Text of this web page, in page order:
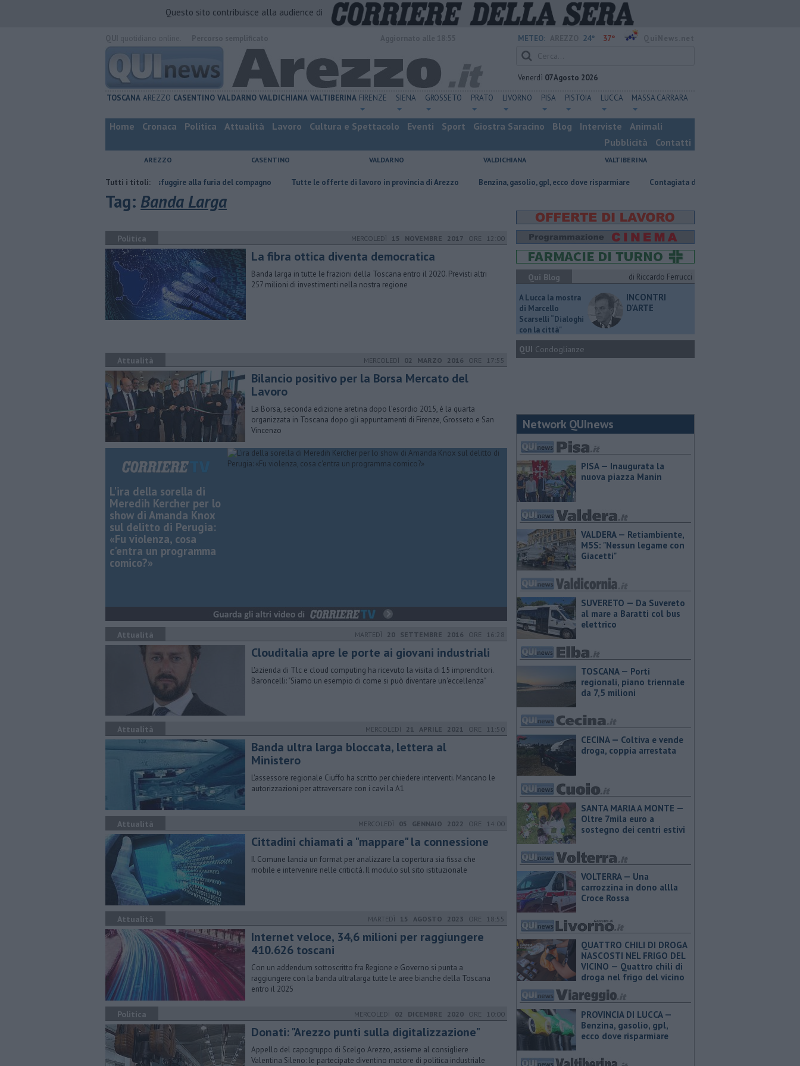
Questo sito contribuisce alla audience di
METEO: 24° 37°
Venerdì 07 Agosto 2026
TOSCANA AREZZO CASENTINO VALDARNO VALDICHIANA VALTIBERINA FIRENZE SIENA GROSSETO PRATO LIVORNO PISA PISTOIA LUCCA MASSA CARRARA
Home Cronaca Politica Attualità Lavoro Cultura e Spettacolo Eventi Sport Giostra Saracino Blog Interviste
Animali
Pubblicità
Contatti
AREZZO CASENTINO VALDARNO VALDICHIANA VALTIBERINA
Tutti i titoli:
Nascosta in un bar per sfuggire alla furia del compagno ​Tutte le offerte di lavoro in provincia di Arezzo ​Benzina, gasolio, gpl, ecco dove risparmiare Contagiata da legionella, non ce l'ha fatta
Tag: Banda Larga
Politica MERCOLEDÌ 15 NOVEMBRE 2017 ORE 12:00
La fibra ottica diventa democratica
Banda larga in tutte le frazioni della Toscana entro il 2020. Previsti altri
257 milioni di investimenti nella nostra regione
Attualità MERCOLEDÌ 02 MARZO 2016 ORE 17:55
Bilancio positivo per la Borsa Mercato del
Lavoro
La Borsa, seconda edizione aretina dopo l’esordio 2015, è la quarta
organizzata in Toscana dopo gli appuntamenti di Firenze, Grosseto e San
Vincenzo
L'ira della sorella di
Meredih Kercher per lo
show di Amanda Knox
sul delitto di Perugia:
«Fu violenza, cosa
c'entra un programma
comico?»
Attualità MARTEDÌ 20 SETTEMBRE 2016 ORE 16:28
Clouditalia apre le porte ai giovani industriali
L'azienda di Tlc e cloud computing ha ricevuto la visita di 15 imprenditori.
Baroncelli: "Siamo un esempio di come si può diventare un'eccellenza"
Attualità MERCOLEDÌ 21 APRILE 2021 ORE 11:50
Banda ultra larga bloccata, lettera al
Ministero
L'assessore regionale Ciuffo ha scritto per chiedere interventi. Mancano le
autorizzazioni per attraversare con i cavi la A1
Attualità MERCOLEDÌ 05 GENNAIO 2022 ORE 14:00
Cittadini chiamati a "mappare" la connessione
Il Comune lancia un format per analizzare la copertura sia fissa che
mobile e intervenire nelle criticità. Il modulo sul sito istituzionale
Attualità MARTEDÌ 15 AGOSTO 2023 ORE 18:55
Internet veloce, 34,6 milioni per raggiungere
410.626 toscani
Con un addendum sottoscritto fra Regione e Governo si punta a
raggiungere con la banda ultralarga tutte le aree bianche della Toscana
entro il 2025
Politica MERCOLEDÌ 02 DICEMBRE 2020 ORE 10:00
Donati: "Arezzo punti sulla digitalizzazione"
Appello del capogruppo di Scelgo Arezzo, assieme al consigliere
Valentina Sileno: le partecipate diventino motore di politica industriale
Qui Blog di Riccardo Ferrucci
A Lucca la mostra
di Marcello
Scarselli “Dialoghi
con la città"
INCONTRI
D'ARTE
QUI Condoglianze
Network QUInews
PISA — Inaugurata la
nuova piazza Manin
VALDERA — Retiambiente,
M5S: "Nessun legame con
Giacetti"
SUVERETO — Da Suvereto
al mare a Baratti col bus
elettrico
TOSCANA — Porti
regionali, piano triennale
da 7,5 milioni
CECINA — Coltiva e vende
droga, coppia arrestata
SANTA MARIA A MONTE —
Oltre 7mila euro a
sostegno dei centri estivi
VOLTERRA — Una
carrozzina in dono allla
Croce Rossa
QUATTRO CHILI DI DROGA
NASCOSTI NEL FRIGO DEL
VICINO — Quattro chili di
droga nel frigo del vicino
PROVINCIA DI LUCCA — ​
Benzina, gasolio, gpl,
ecco dove risparmiare